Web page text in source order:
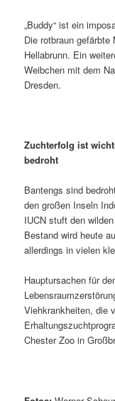
„Buddy“ ist ein
Die rotbraun gefärbte
Hellabrunn. Ein
Weibchen mit dem
Dresden.
Zuchterfolg ist
bedroht
Bantengs sind
den großen Inseln
IUCN stuft den
Bestand wird heute
allerdings in vielen
Hauptursachen für
Viehkrankheiten, die
Chester Zoo in